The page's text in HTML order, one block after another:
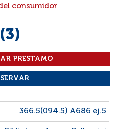
consumidor
366.5(094.5) A686 ej.5